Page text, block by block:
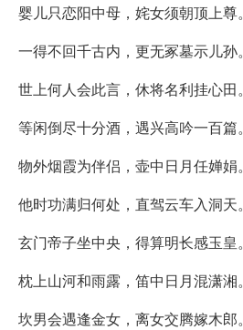
婴儿只恋阳中母，姹女须朝顶上尊。
一得不回千古内，更无冢墓示儿孙。
世上何人会此言，休将名利挂心田。
等闲倒尽十分酒，遇兴高吟一百篇。
物外烟霞为伴侣，壶中日月任婵娟。
他时功满归何处，直驾云车入洞天。
玄门帝子坐中央，得算明长感玉皇。
枕上山河和雨露，笛中日月混潇湘。
坎男会遇逢金女，离女交腾嫁木郎。